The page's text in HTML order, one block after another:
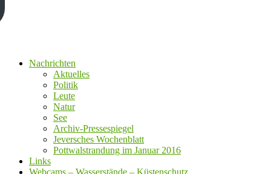
Nachrichten
Aktuelles
Politik
Leute
Natur
See
Archiv-Pressespiegel
Jeversches Wochenblatt
Pottwalstrandung im Januar 2016
Links